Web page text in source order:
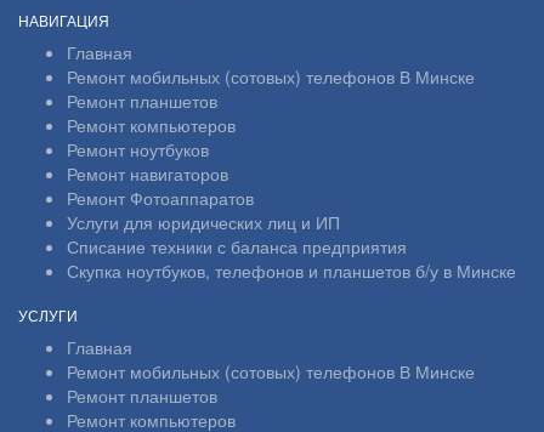
НАВИГАЦИЯ
Главная
Ремонт мобильных (сотовых) телефонов В Минске
Ремонт планшетов
Ремонт компьютеров
Ремонт ноутбуков
Ремонт навигаторов
Ремонт Фотоаппаратов
Услуги для юридических лиц и ИП
Списание техники с баланса предприятия
Скупка ноутбуков, телефонов и планшетов б/у в Минске
УСЛУГИ
Главная
Ремонт мобильных (сотовых) телефонов В Минске
Ремонт планшетов
Ремонт компьютеров